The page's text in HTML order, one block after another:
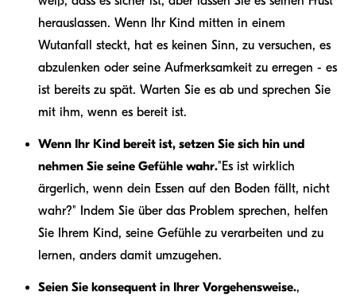
herauslassen. Wenn Ihr Kind mitten in einem
Wutanfall steckt, hat es keinen Sinn, zu versuchen, es
abzulenken oder seine Aufmerksamkeit zu erregen - es
ist bereits zu spät. Warten Sie es ab und sprechen Sie
mit ihm, wenn es bereit ist.
Wenn Ihr Kind bereit ist, setzen Sie sich hin und
nehmen Sie seine Gefühle wahr."Es ist wirklich
ärgerlich, wenn dein Essen auf den Boden fällt, nicht
wahr?" Indem Sie über das Problem sprechen, helfen
Sie Ihrem Kind, seine Gefühle zu verarbeiten und zu
lernen, anders damit umzugehen.
Seien Sie konsequent in Ihrer Vorgehensweise.,